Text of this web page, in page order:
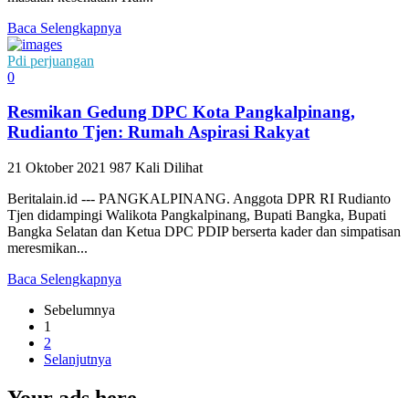
Baca Selengkapnya
Pdi perjuangan
0
Resmikan Gedung DPC Kota Pangkalpinang,
Rudianto Tjen: Rumah Aspirasi Rakyat
21 Oktober 2021 987 Kali Dilihat
Beritalain.id --- PANGKALPINANG. Anggota DPR RI Rudianto
Tjen didampingi Walikota Pangkalpinang, Bupati Bangka, Bupati
Bangka Selatan dan Ketua DPC PDIP berserta kader dan simpatisan
meresmikan...
Baca Selengkapnya
Sebelumnya
1
2
Selanjutnya